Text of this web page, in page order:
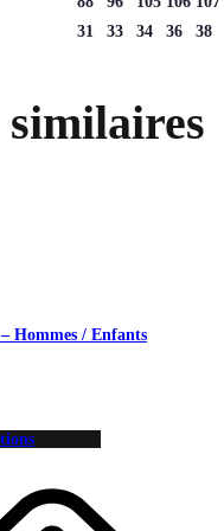
31 33 34 36 38
Hommes / Enfants